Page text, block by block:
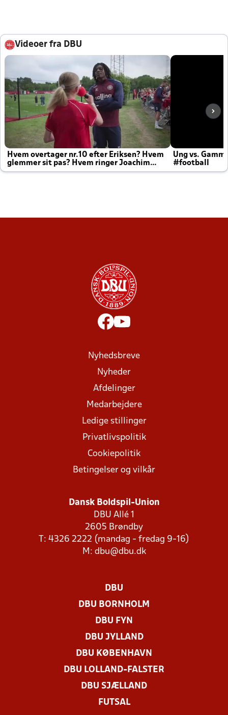
Videoer fra DBU
Hvem overtager nr.10 efter Eriksen? Hvem
glemmer sit pas? Hvem ringer Joachim
altid til efter kampe?
Ung vs.
#football
Nyhedsbreve
Nyheder
Afdelinger
Medarbejdere
Ledige stillinger
Privatlivspolitik
Cookiepolitik
Betingelser og vilkår
Dansk Boldspil-Union
DBU Allé 1
2605 Brøndby
T: 4326 2222 (mandag - fredag 9-16)
M: dbu@dbu.dk
DBU
DBU BORNHOLM
DBU FYN
DBU JYLLAND
DBU KØBENHAVN
DBU LOLLAND-FALSTER
DBU SJÆLLAND
FUTSAL